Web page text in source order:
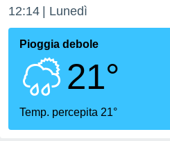
di
per
le
di
12:14 Lunedì
Pioggia debole
21°
Temp. percepita 21°